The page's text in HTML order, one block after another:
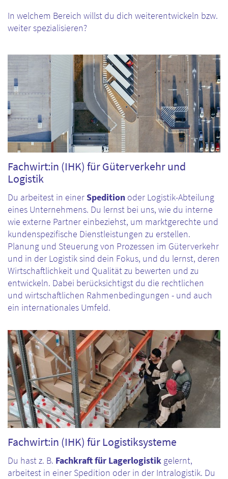
In welchem Bereich willst du dich weiterentwickeln bzw.
weiter spezialisieren?
Fachwirt:in (IHK) für Güterverkehr und
Logistik
Du arbeitest in einerSpedition oder Logistik-Abteilung
eines Unternehmens. Du lernst bei uns, wie du interne
wie externe Partner einbeziehst, um marktgerechte und
kundenspezifische Dienstleistungen zu erstellen.
Planung und Steuerung von Prozessen im Güterverkehr
und in der Logistik sind dein Fokus, und du lernst, deren
Wirtschaftlichkeit und Qualität zu bewerten und zu
entwickeln. Dabei berücksichtigst du die rechtlichen
und wirtschaftlichen Rahmenbedingungen - und auch
ein internationales Umfeld.
Fachwirt:in (IHK) für Logistiksysteme
Du hast z. B. Fachkraft für Lagerlogistik gelernt,
arbeitest in einer Spedition oder in der Intralogistik. Du